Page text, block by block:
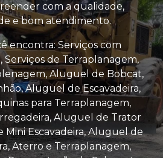
com a qualidade,
e bom atendimento.
encontra: Serviços com
Serviços de Terraplanagem,
Aluguel de Bobcat,
Aluguel de Escavadeira,
para Terraplanagem,
Aluguel de Trator
Mini Escavadeira, Aluguel de
Aterro e Terraplanagem,